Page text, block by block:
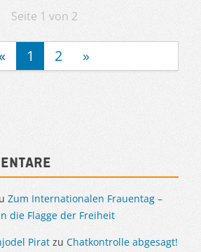
Seite 1 von 2
« 1 2 »
Zum Internationalen Frauentag –
die Flagge der Freiheit
Pirat zu Chatkontrolle abgesagt!